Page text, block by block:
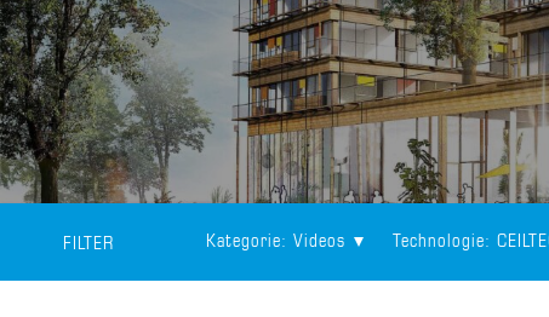
FILTER Kategorie: Videos Technologie: